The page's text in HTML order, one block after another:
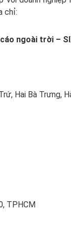
chỉ:
ngoài trời –
Hai Bà Trưng,
TPHCM